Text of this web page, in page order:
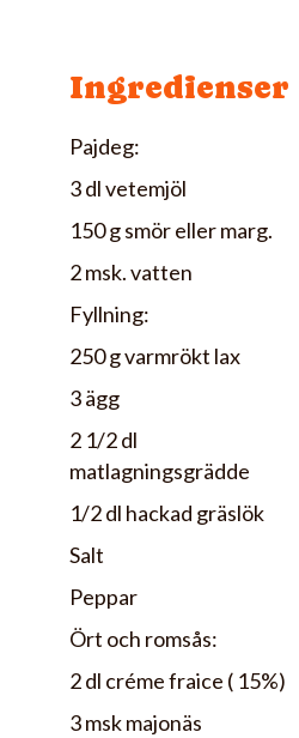
Ingredienser
Pajdeg:
3 dl vetemjöl
150 g smör eller marg.
2 msk. vatten
Fyllning:
250 g varmrökt lax
3 ägg
2 1/2 dl
matlagningsgrädde
1/2 dl hackad gräslök
Salt
Peppar
Ört och romsås:
2 dl créme fraice ( 15%)
3 msk majonäs